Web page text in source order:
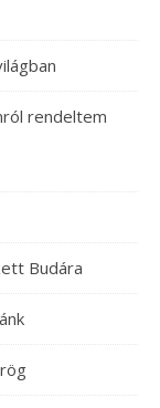
rendeltem
Budára